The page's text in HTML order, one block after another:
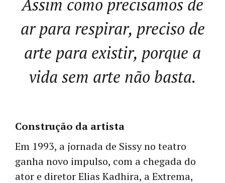
Assim como precisamos de
ar para respirar, preciso de
arte para existir, porque a
vida sem arte não basta.
Construção da artista
Em 1993, a jornada de Sissy no teatro
ganha novo impulso, com a chegada do
ator e diretor Elias Kadhira, a Extrema,